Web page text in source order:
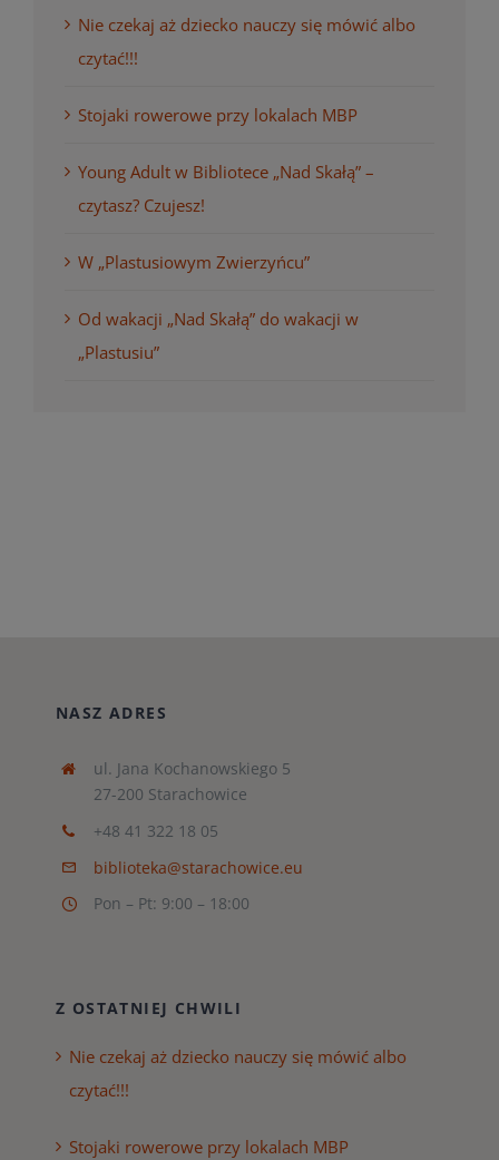
Nie czekaj aż dziecko nauczy się mówić albo
czytać!!!
Stojaki rowerowe przy lokalach MBP
Young Adult w Bibliotece „Nad Skałą” –
czytasz? Czujesz!
W „Plastusiowym Zwierzyńcu”
Od wakacji „Nad Skałą” do wakacji w
„Plastusiu”
NASZ ADRES
ul. Jana Kochanowskiego 5
27-200 Starachowice
+48 41 322 18 05
biblioteka@starachowice.eu
Pon – Pt: 9:00 – 18:00
Z OSTATNIEJ CHWILI
Nie czekaj aż dziecko nauczy się mówić albo
czytać!!!
Stojaki rowerowe przy lokalach MBP